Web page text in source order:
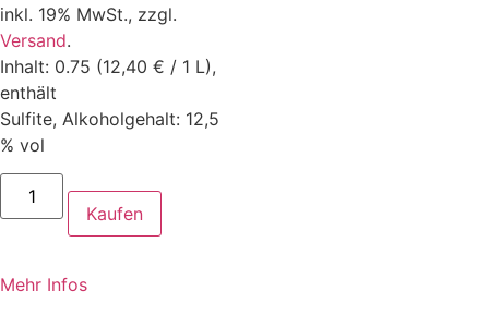
inkl. 19% MwSt., zzgl.
Versand.
Inhalt: 0.75 (12,40 € / 1 L),
enthält
Sulfite, Alkoholgehalt: 12,5
% vol
Kaufen
Mehr Infos